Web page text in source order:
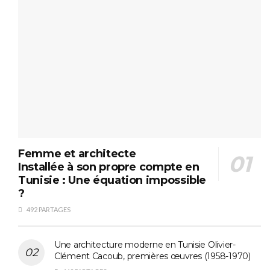
Femme et architecte
Installée à son propre compte en
Tunisie : Une équation impossible
?
492 PARTAGES
Une architecture moderne en Tunisie Olivier-
Clément Cacoub, premières œuvres (1958-1970)